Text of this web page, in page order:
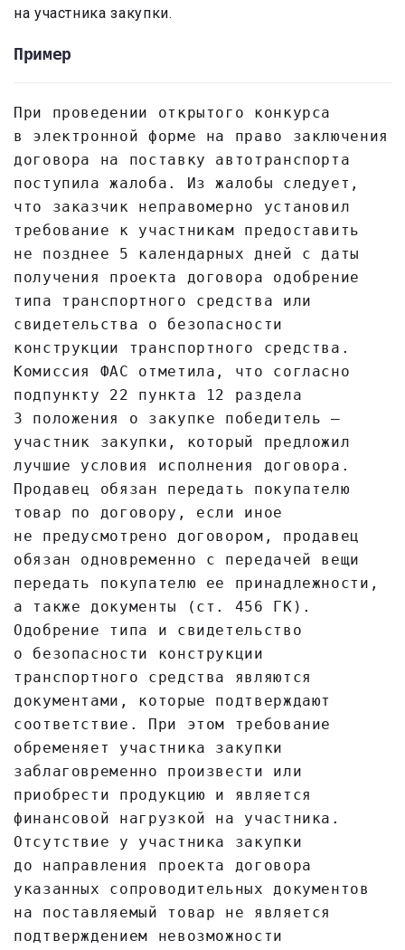
на участника закупки.
Пример
При проведении открытого конкурса
в электронной форме на право заключения
договора на поставку автотранспорта
поступила жалоба. Из жалобы следует,
что заказчик неправомерно установил
требование к участникам предоставить
не позднее 5 календарных дней с даты
получения проекта договора одобрение
типа транспортного средства или
свидетельства о безопасности
конструкции транспортного средства.
Комиссия ФАС отметила, что согласно
подпункту 22 пункта 12 раздела
3 положения о закупке победитель —
участник закупки, который предложил
лучшие условия исполнения договора.
Продавец обязан передать покупателю
товар по договору, если иное
не предусмотрено договором, продавец
обязан одновременно с передачей вещи
передать покупателю ее принадлежности,
а также документы (ст. 456 ГК).
Одобрение типа и свидетельство
о безопасности конструкции
транспортного средства являются
документами, которые подтверждают
соответствие. При этом требование
обременяет участника закупки
заблаговременно произвести или
приобрести продукцию и является
финансовой нагрузкой на участника.
Отсутствие у участника закупки
до направления проекта договора
указанных сопроводительных документов
на поставляемый товар не является
подтверждением невозможности